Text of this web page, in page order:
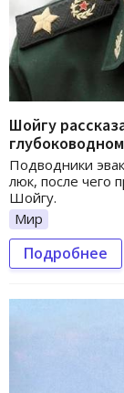
Шойгу
Подводники
люк, после чего
Шойгу.
Мир
Подробнее